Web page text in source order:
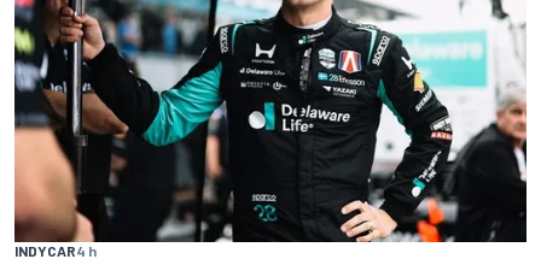
INDYCAR4 h